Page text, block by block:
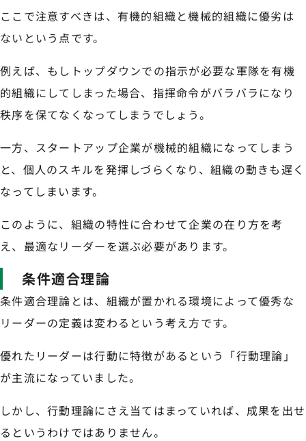
ここで注意すべきは、有機的組織と機械的組織に優劣は
ないという点です。
例えば、もしトップダウンでの指示が必要な軍隊を有機
的組織にしてしまった場合、指揮命令がバラバラになり
秩序を保てなくなってしまうでしょう。
一方、スタートアップ企業が機械的組織になってしまう
と、個人のスキルを発揮しづらくなり、組織の動きも遅く
なってしまいます。
このように、組織の特性に合わせて企業の在り方を考
え、最適なリーダーを選ぶ必要があります。
条件適合理論
条件適合理論とは、組織が置かれる環境によって優秀な
リーダーの定義は変わるという考え方です。
優れたリーダーは行動に特徴があるという「行動理論」
が主流になっていました。
しかし、行動理論にさえ当てはまっていれば、成果を出せ
るというわけではありません。